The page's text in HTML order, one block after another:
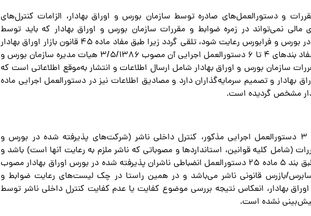
و دستورالعمل‌های صادره توسط سازمان بورس و اوراق بهادار، الزامات کنترل‌های
مالی نمی‌تواند در زمره ضوابط و مقررات سازمان بورس و اوراق بهادار که باید توسط
شرکت‌های پذیرفته شده در بورس و فرابورس رعایت شود، تلقی گردد زیرا طبق مفاد ماده ۴۵ قانون بازار اوراق بهادار
مصوب آذر ماه ۱۳۸۴ و مفاد بند‌های ۴ تا ۶ دستورالعمل اجرایی آن مصوب ۳/۵/۱۳۸۶ هیات مدیره سازمان بورس و
سازمان بورس و اوراق بهادار شامل ارسال اطلاعات و انتشار به‌موقع اطلاعاتی است که
بهادار و تصمیم سرمایه‌گذاران دارد و مصادیق اطلاعات نیز در دستورالعمل اجرایی ماده
همچنین طبق مفاد ماده ۳ دستورالعمل اجرایی مذکور، کنترل داخلی ناشر (شرکت‌های پذیرفته شده در بورس و
(شامل کلیه قوانین، استانداردها و مصوباتی که ناشر ملزم به رعایت آنها است) باشد و
تشخیص کفایت آن نیز طبق بند ۵ ماده ۲۵ دستورالعمل انضباطی ناشران پذیرفته شده در بورس اوراق بهادار مصوب
عهده حسابرس/بازرس قانونی ناشر می‌باشد و در همین راستا در چک لیست‌های رعایت ضوابط و
بهادار، انعکاس نتیجه بررسی موضوع کفایت یا عدم کفایت کنترل داخلی ناشر توسط
نشده است.